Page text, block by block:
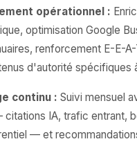
opérationnel :
optimisation Google
renforcement E-E-
d'autorité spécifiques
continu : Suivi mensuel
IA, trafic entrant,
— et